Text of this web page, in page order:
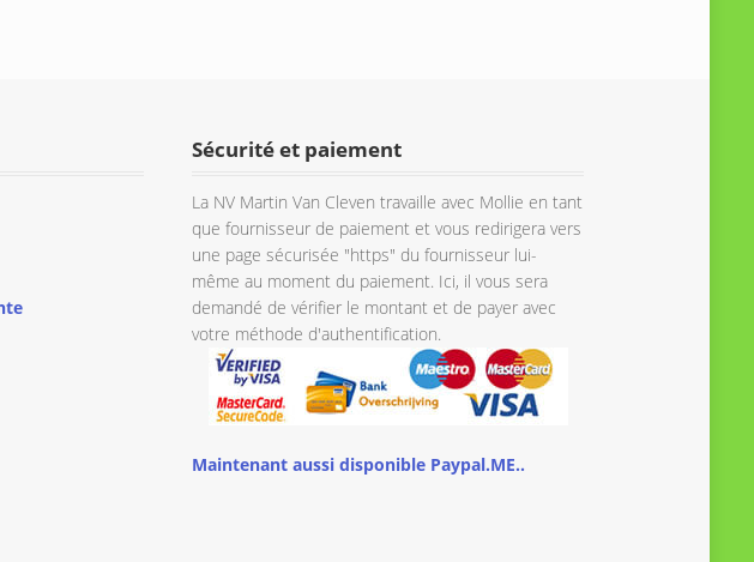
Sécurité et paiement
La NV Martin Van Cleven travaille avec Mollie en tant
que fournisseur de paiement et vous redirigera vers
une page sécurisée "https" du fournisseur lui-
même au moment du paiement. Ici, il vous sera
demandé de vérifier le montant et de payer avec
votre méthode d'authentification.
Maintenant aussi disponible Paypal.ME..